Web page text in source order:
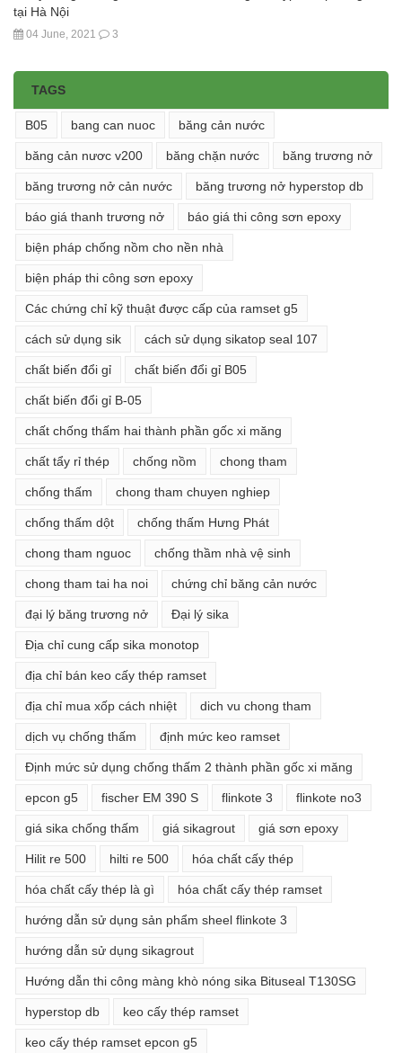
tại Hà Nội
04 June, 2021 3
TAGS
B05 bang can nuoc băng cản nước
băng cản nươc v200 băng chặn nước băng trương nở
băng trương nở cản nước băng trương nở hyperstop db
báo giá thanh trương nở báo giá thi công sơn epoxy
biện pháp chống nồm cho nền nhà
biện pháp thi công sơn epoxy
Các chứng chỉ kỹ thuật được cấp của ramset g5
cách sử dụng sik cách sử dụng sikatop seal 107
chất biến đổi gỉ chất biến đổi gỉ B05
chất biến đổi gỉ B-05
chất chống thấm hai thành phần gốc xi măng
chất tẩy rỉ thép chống nồm chong tham
chống thấm chong tham chuyen nghiep
chống thấm dột chống thấm Hưng Phát
chong tham nguoc chống thầm nhà vệ sinh
chong tham tai ha noi chứng chỉ băng cản nước
đại lý băng trương nở Đại lý sika
Địa chỉ cung cấp sika monotop
địa chỉ bán keo cấy thép ramset
địa chỉ mua xốp cách nhiệt dich vu chong tham
dịch vụ chống thấm định mức keo ramset
Định mức sử dụng chống thấm 2 thành phần gốc xi măng
epcon g5 fischer EM 390 S flinkote 3 flinkote no3
giá sika chống thấm giá sikagrout giá sơn epoxy
Hilit re 500 hilti re 500 hóa chất cấy thép
hóa chất cấy thép là gì hóa chất cấy thép ramset
hướng dẫn sử dụng sản phẩm sheel flinkote 3
hướng dẫn sử dụng sikagrout
Hướng dẫn thi công màng khò nóng sika Bituseal T130SG
hyperstop db keo cấy thép ramset
keo cấy thép ramset epcon g5